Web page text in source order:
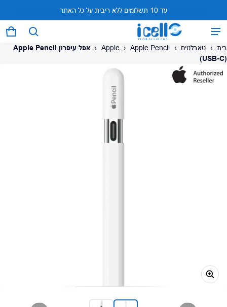
עד 10 תשלומים ללא ריבית על כל האתר
0 פריטים
המוצר נוסף לעגלה
צפה בעגלה (
לתשלום
בית › טאבלטים ›
Apple › Apple Pencil
›
אפל עיפרון Apple Pencil
(USB-C)
המוצר